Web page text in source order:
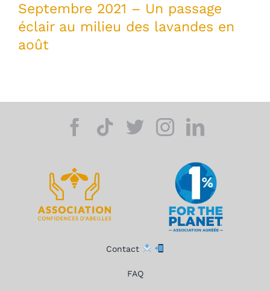
Septembre 2021 – Un passage
éclair au milieu des lavandes en
août
Contact
FAQ